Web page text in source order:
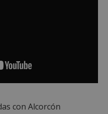
con Alcorcón